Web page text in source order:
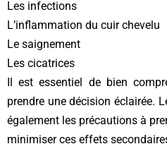
Les infections
L’inflammation du cuir chevelu
Le saignement
Les cicatrices
Il est essentiel de bien
prendre une décision éclairée.
également les précautions à
minimiser ces effets